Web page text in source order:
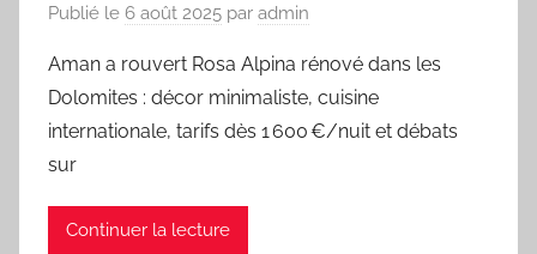
Publié le 6 août 2025 par admin
Aman a rouvert Rosa Alpina rénové dans les
Dolomites : décor minimaliste, cuisine
internationale, tarifs dès 1 600 €/nuit et débats
sur
Continuer la lecture